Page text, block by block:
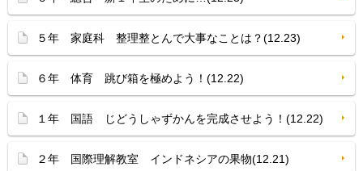
５年 家庭科 整理整とんで大事なことは？(12.23)
６年 体育 跳び箱を極めよう！(12.22)
１年 国語 じどうしゃずかんを完成させよう！(12.22)
２年 国際理解教室 インドネシアの果物(12.21)